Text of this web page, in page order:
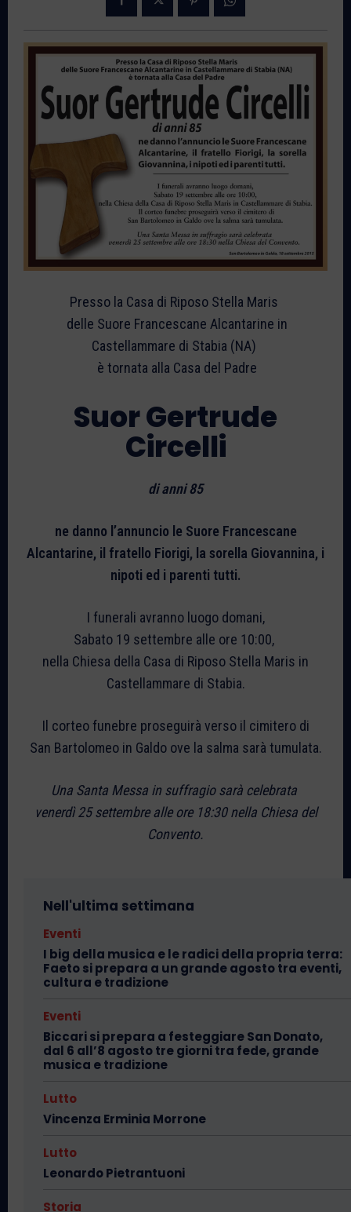
Presso la Casa di Riposo Stella Maris
delle Suore Francescane Alcantarine in
Castellammare di Stabia (NA)
è tornata alla Casa del Padre
Suor Gertrude
Circelli
di anni 85
ne danno l’annuncio le Suore Francescane
Alcantarine, il fratello Fiorigi, la sorella Giovannina, i
nipoti ed i parenti tutti.
I funerali avranno luogo domani,
Sabato 19 settembre alle ore 10:00,
nella Chiesa della Casa di Riposo Stella Maris in
Castellammare di Stabia.
Il corteo funebre proseguirà verso il cimitero di
San Bartolomeo in Galdo ove la salma sarà tumulata.
Una Santa Messa in suffragio sarà celebrata
venerdì 25 settembre alle ore 18:30 nella Chiesa del
Convento.
Nell'ultima settimana
Eventi
I big della musica e le radici della propria terra:
Faeto si prepara a un grande agosto tra eventi,
cultura e tradizione
Eventi
Biccari si prepara a festeggiare San Donato,
dal 6 all’8 agosto tre giorni tra fede, grande
musica e tradizione
Lutto
Vincenza Erminia Morrone
Lutto
Leonardo Pietrantuoni
Storia